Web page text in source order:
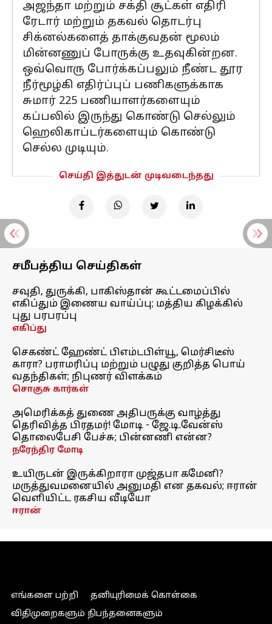
அஜந்தா மற்றும் சக்தி சூட்கள் எதிரி
ரேடார் மற்றும் தகவல் தொடர்பு
சிக்னல்களைத் தாக்குவதன் மூலம்
மின்னணுப் போருக்கு உதவுகின்றன.
ஒவ்வொரு போர்க்கப்பலும் நீண்ட தூர
நீர்மூழ்கி எதிர்ப்புப் பணிகளுக்காக
சுமார் 225 பணியாளர்களையும்
கப்பலில் இருந்து கொண்டு செல்லும்
ஹெலிகாப்டர்களையும் கொண்டு
செல்ல முடியும்.
செய்தி இத்துடன் முடிவடைந்தது
சமீபத்திய செய்திகள்
சவுதி, துருக்கி, பாகிஸ்தான் கூட்டமைப்பில்
எகிப்தும் இணைய வாய்ப்பு; மத்திய கிழக்கில்
புது பரபரப்பு
எகிப்து
செகண்ட் ஹேண்ட் பிஎம்டபிள்யூ, மெர்சிடீஸ்
காரா? பராமரிப்பு மற்றும் பழுது குறித்த பொய்
வதந்திகள்; நிபுணர் விளக்கம்
சொகுசு கார்கள்
அமெரிக்கத் துணை அதிபருக்கு வாழ்த்து
தெரிவித்த பிரதமர்! மோடி - ஜே.டி.வேன்ஸ்
தொலைபேசி பேச்சு; பின்னணி என்ன?
நரேந்திர மோடி
உயிருடன் இருக்கிறாரா முஜ்தபா கமேனி?
மருத்துவமனையில் அனுமதி என தகவல்; ஈரான்
வெளியிட்ட ரகசிய வீடியோ
ஈரான்
எங்களை பற்றி
தனியுரிமைக் கொள்கை
விதிமுறைகளும் நிபந்தனைகளும்